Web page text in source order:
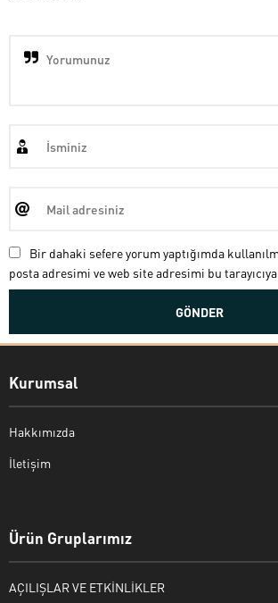
Bir dahaki sefere yorum yaptığımda
posta adresimi ve web site adresimi bu
Kurumsal
Hakkımızda
İletişim
Ürün Gruplarımız
AÇILIŞLAR VE ETKİNLİKLER